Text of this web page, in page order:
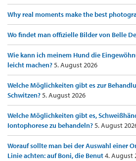
Why real moments make the best
Wo findet man offizielle Bilder von Belle
Wie kann ich meinem Hund die
leicht machen?5. August 2026
Welche Möglichkeiten gibt es zur
Schwitzen?5. August 2026
Welche Möglichkeiten gibt es,
Iontophorese zu behandeln?5. August
Worauf sollte man bei der Auswahl einer
Linie achten: auf Boni, die Benut4. August